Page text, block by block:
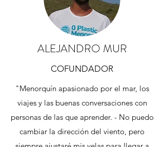
ALEJANDRO MUR
COFUNDADOR
"Menorquín apasionado por el mar, los
viajes y las buenas conversaciones con
personas de las que aprender. - No puedo
cambiar la dirección del viento, pero